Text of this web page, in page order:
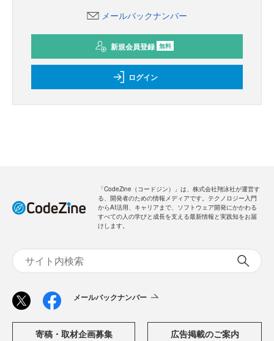
メールバックナンバー
新規会員登録 無料
ログイン
「CodeZine（コードジン）」は、株式会社翔泳社が運営す
る、開発者のための情報メディアです。テクノロジー入門
からAI活用、キャリアまで、ソフトウェア開発にかかわる
すべての人の学びと成長を支える最新情報と実践知をお届
けします。
メールバックナンバー
寄稿・取材企画募集 広告掲載のご案内